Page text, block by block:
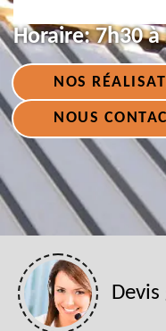
Horaire:7h30 à
NOS
NOUS